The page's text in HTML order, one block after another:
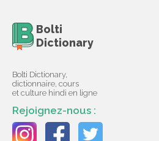
Bolti
Dictionary
Bolti Dictionary,
dictionnaire, cours
et culture hindi en ligne
Rejoignez-nous :